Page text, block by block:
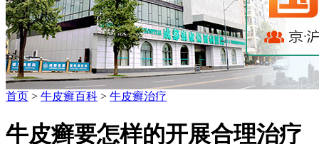
首页 > 牛皮癣百科 > 牛皮癣治疗
牛皮癣要怎样的开展合理治疗